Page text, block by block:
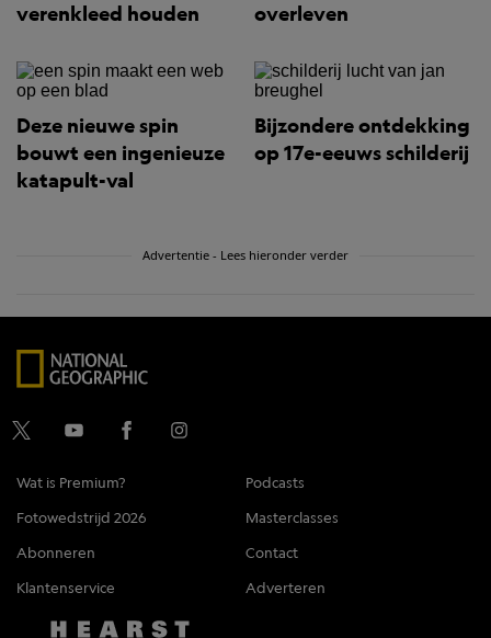
verenkleed houden
overleven
Deze nieuwe spin
bouwt een ingenieuze
katapult-val
Bijzondere ontdekking
op 17e-eeuws schilderij
Advertentie - Lees hieronder verder
Wat is Premium?
Podcasts
Fotowedstrijd 2026
Masterclasses
Abonneren
Contact
Klantenservice
Adverteren